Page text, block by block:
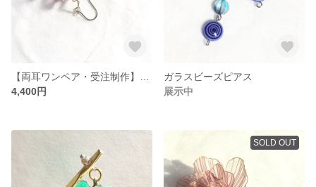
4,400円
ガラスビーズピアス
展示中
SOLD OUT